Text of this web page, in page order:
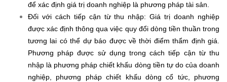
để xác định giá trị doanh nghiệp là phương pháp tài sản.
Đối với cách tiếp cận từ thu nhập: Giá trị doanh nghiệp
được xác định thông qua việc quy đổi dòng tiền thuần trong
tương lai có thể dự báo được về thời điểm thẩm định giá.
Phương pháp được sử dụng trong cách tiếp cận từ thu
nhập là phương pháp chiết khấu dòng tiền tự do của doanh
nghiệp, phương pháp chiết khấu dòng cổ tức, phương